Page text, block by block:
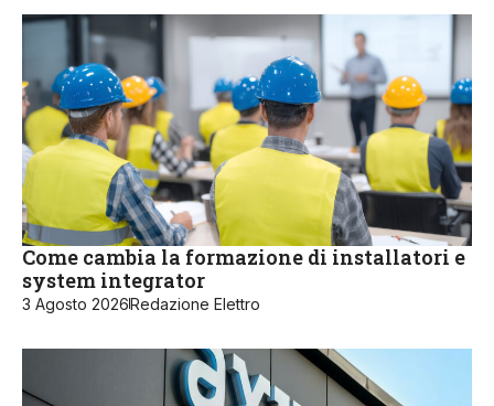
Come cambia la formazione di installatori e
system integrator
3 Agosto 2026Redazione Elettro